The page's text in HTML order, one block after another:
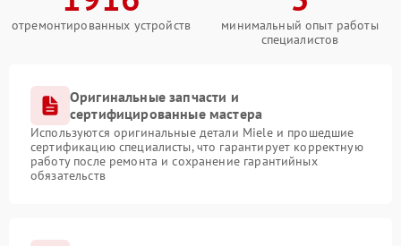
отремонтированных устройств
минимальный опыт работы
специалистов
Оригинальные запчасти и
сертифицированные мастера
Используются оригинальные детали Miele и прошедшие
сертификацию специалисты, что гарантирует корректную
работу после ремонта и сохранение гарантийных
обязательств